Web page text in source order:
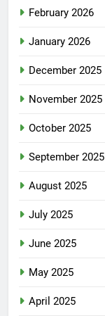
February 2026
January 2026
December 2025
November 2025
October 2025
September 2025
August 2025
July 2025
June 2025
May 2025
April 2025